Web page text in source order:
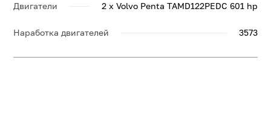
Двигатели 2 x Volvo Penta TAMD122PEDC 601 hp
Наработка двигателей 3573